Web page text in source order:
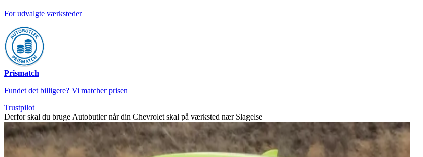
For udvalgte værksteder
Prismatch
Fundet det billigere? Vi matcher prisen
Trustpilot
Derfor skal du bruge Autobutler når din Chevrolet skal på værksted nær Slagelse